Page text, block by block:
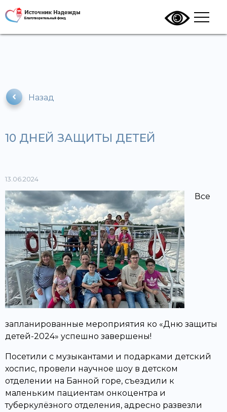
Назад
10 ДНЕЙ ЗАЩИТЫ ДЕТЕЙ
13.06.2024
Все
запланированные мероприятия ко «Дню защиты
детей-2024» успешно завершены!
Посетили с музыкантами и подарками детский
хоспис, провели научное шоу в детском
отделении на Банной горе, съездили к
маленьким пациентам онкоцентра и
туберкулёзного отделения, адресно развезли